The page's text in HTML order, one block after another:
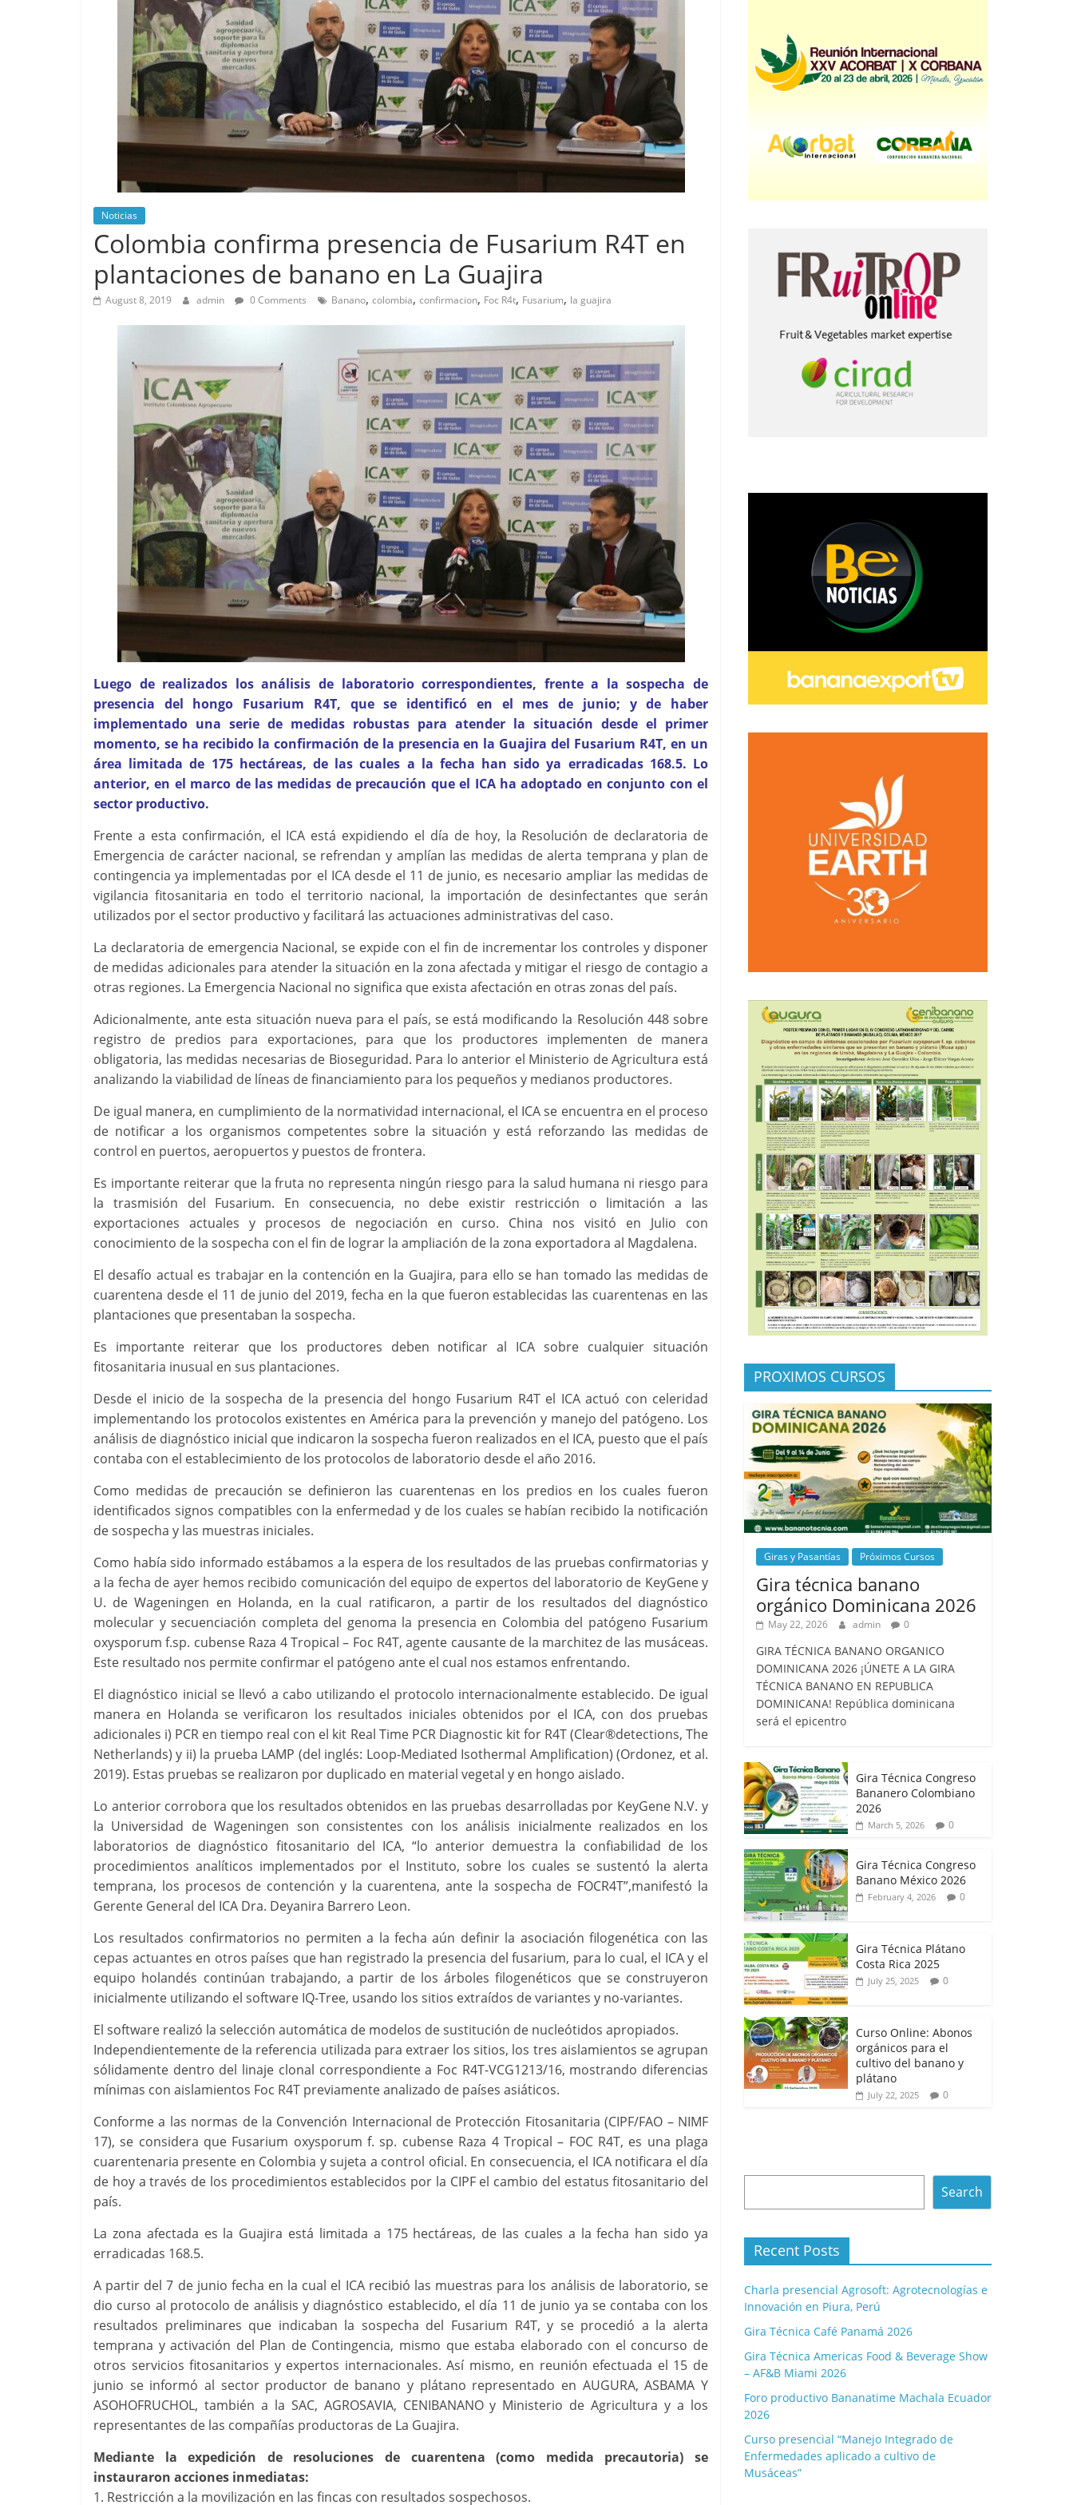
Noticias
Colombia confirma presencia de Fusarium R4T en
plantaciones de banano en La Guajira
August 8, 2019 admin 0 Comments Banano, colombia, confirmacion, Foc R4t, Fusarium, la guajira
Luego de realizados los análisis de laboratorio correspondientes, frente a la sospecha de
presencia del hongo Fusarium R4T, que se identificó en el mes de junio; y de haber
implementado una serie de medidas robustas para atender la situación desde el primer
momento, se ha recibido la confirmación de la presencia en la Guajira del Fusarium R4T, en un
área limitada de 175 hectáreas, de las cuales a la fecha han sido ya erradicadas 168.5. Lo
anterior, en el marco de las medidas de precaución que el ICA ha adoptado en conjunto con el
sector productivo.
Frente a esta confirmación, el ICA está expidiendo el día de hoy, la Resolución de declaratoria de
Emergencia de carácter nacional, se refrendan y amplían las medidas de alerta temprana y plan de
contingencia ya implementadas por el ICA desde el 11 de junio, es necesario ampliar las medidas de
vigilancia fitosanitaria en todo el territorio nacional, la importación de desinfectantes que serán
utilizados por el sector productivo y facilitará las actuaciones administrativas del caso.
La declaratoria de emergencia Nacional, se expide con el fin de incrementar los controles y disponer
de medidas adicionales para atender la situación en la zona afectada y mitigar el riesgo de contagio a
otras regiones. La Emergencia Nacional no significa que exista afectación en otras zonas del país.
Adicionalmente, ante esta situación nueva para el país, se está modificando la Resolución 448 sobre
registro de predios para exportaciones, para que los productores implementen de manera
obligatoria, las medidas necesarias de Bioseguridad. Para lo anterior el Ministerio de Agricultura está
analizando la viabilidad de líneas de financiamiento para los pequeños y medianos productores.
De igual manera, en cumplimiento de la normatividad internacional, el ICA se encuentra en el proceso
de notificar a los organismos competentes sobre la situación y está reforzando las medidas de
control en puertos, aeropuertos y puestos de frontera.
Es importante reiterar que la fruta no representa ningún riesgo para la salud humana ni riesgo para
la trasmisión del Fusarium. En consecuencia, no debe existir restricción o limitación a las
exportaciones actuales y procesos de negociación en curso. China nos visitó en Julio con
conocimiento de la sospecha con el fin de lograr la ampliación de la zona exportadora al Magdalena.
El desafío actual es trabajar en la contención en la Guajira, para ello se han tomado las medidas de
cuarentena desde el 11 de junio del 2019, fecha en la que fueron establecidas las cuarentenas en las
plantaciones que presentaban la sospecha.
Es importante reiterar que los productores deben notificar al ICA sobre cualquier situación
fitosanitaria inusual en sus plantaciones.
Desde el inicio de la sospecha de la presencia del hongo Fusarium R4T el ICA actuó con celeridad
implementando los protocolos existentes en América para la prevención y manejo del patógeno. Los
análisis de diagnóstico inicial que indicaron la sospecha fueron realizados en el ICA, puesto que el país
contaba con el establecimiento de los protocolos de laboratorio desde el año 2016.
Como medidas de precaución se definieron las cuarentenas en los predios en los cuales fueron
identificados signos compatibles con la enfermedad y de los cuales se habían recibido la notificación
de sospecha y las muestras iniciales.
Como había sido informado estábamos a la espera de los resultados de las pruebas confirmatorias y
a la fecha de ayer hemos recibido comunicación del equipo de expertos del laboratorio de KeyGene y
U. de Wageningen en Holanda, en la cual ratificaron, a partir de los resultados del diagnóstico
molecular y secuenciación completa del genoma la presencia en Colombia del patógeno Fusarium
oxysporum f.sp. cubense Raza 4 Tropical – Foc R4T, agente causante de la marchitez de las musáceas.
Este resultado nos permite confirmar el patógeno ante el cual nos estamos enfrentando.
El diagnóstico inicial se llevó a cabo utilizando el protocolo internacionalmente establecido. De igual
manera en Holanda se verificaron los resultados iniciales obtenidos por el ICA, con dos pruebas
adicionales i) PCR en tiempo real con el kit Real Time PCR Diagnostic kit for R4T (Clear®detections, The
Netherlands) y ii) la prueba LAMP (del inglés: Loop-Mediated Isothermal Amplification) (Ordonez, et al.
2019). Estas pruebas se realizaron por duplicado en material vegetal y en hongo aislado.
Lo anterior corrobora que los resultados obtenidos en las pruebas desarrolladas por KeyGene N.V. y
la Universidad de Wageningen son consistentes con los análisis inicialmente realizados en los
laboratorios de diagnóstico fitosanitario del ICA, “lo anterior demuestra la confiabilidad de los
procedimientos analíticos implementados por el Instituto, sobre los cuales se sustentó la alerta
temprana, los procesos de contención y la cuarentena, ante la sospecha de FOCR4T”,manifestó la
Gerente General del ICA Dra. Deyanira Barrero Leon.
Los resultados confirmatorios no permiten a la fecha aún definir la asociación filogenética con las
cepas actuantes en otros países que han registrado la presencia del fusarium, para lo cual, el ICA y el
equipo holandés continúan trabajando, a partir de los árboles filogenéticos que se construyeron
inicialmente utilizando el software IQ-Tree, usando los sitios extraídos de variantes y no-variantes.
El software realizó la selección automática de modelos de sustitución de nucleótidos apropiados.
Independientemente de la referencia utilizada para extraer los sitios, los tres aislamientos se agrupan
sólidamente dentro del linaje clonal correspondiente a Foc R4T-VCG1213/16, mostrando diferencias
mínimas con aislamientos Foc R4T previamente analizado de países asiáticos.
Conforme a las normas de la Convención Internacional de Protección Fitosanitaria (CIPF/FAO – NIMF
17), se considera que Fusarium oxysporum f. sp. cubense Raza 4 Tropical – FOC R4T, es una plaga
cuarentenaria presente en Colombia y sujeta a control oficial. En consecuencia, el ICA notificara el día
de hoy a través de los procedimientos establecidos por la CIPF el cambio del estatus fitosanitario del
país.
La zona afectada es la Guajira está limitada a 175 hectáreas, de las cuales a la fecha han sido ya
erradicadas 168.5.
A partir del 7 de junio fecha en la cual el ICA recibió las muestras para los análisis de laboratorio, se
dio curso al protocolo de análisis y diagnóstico establecido, el día 11 de junio ya se contaba con los
resultados preliminares que indicaban la sospecha del Fusarium R4T, y se procedió a la alerta
temprana y activación del Plan de Contingencia, mismo que estaba elaborado con el concurso de
otros servicios fitosanitarios y expertos internacionales. Así mismo, en reunión efectuada el 15 de
junio se informó al sector productor de banano y plátano representado en AUGURA, ASBAMA Y
ASOHOFRUCHOL, también a la SAC, AGROSAVIA, CENIBANANO y Ministerio de Agricultura y a los
representantes de las compañías productoras de La Guajira.
Mediante la expedición de resoluciones de cuarentena (como medida precautoria) se
instauraron acciones inmediatas:
1. Restricción a la movilización en las fincas con resultados sospechosos.
PROXIMOS CURSOS
Giras y Pasantías Próximos Cursos
Gira técnica banano
orgánico Dominicana 2026
May 22, 2026 admin 0
GIRA TÉCNICA BANANO ORGANICO
DOMINICANA 2026 ¡ÚNETE A LA GIRA
TÉCNICA BANANO EN REPUBLICA
DOMINICANA! República dominicana
será el epicentro
Gira Técnica Congreso
Bananero Colombiano
2026
March 5, 2026 0
Gira Técnica Congreso
Banano México 2026
February 4, 2026 0
Gira Técnica Plátano
Costa Rica 2025
July 25, 2025 0
Curso Online: Abonos
orgánicos para el
cultivo del banano y
plátano
July 22, 2025 0
Search
Recent Posts
Charla presencial Agrosoft: Agrotecnologías e
Innovación en Piura, Perú
Gira Técnica Café Panamá 2026
Gira Técnica Americas Food & Beverage Show
– AF&B Miami 2026
Foro productivo Bananatime Machala Ecuador
2026
Curso presencial “Manejo Integrado de
Enfermedades aplicado a cultivo de
Musáceas”